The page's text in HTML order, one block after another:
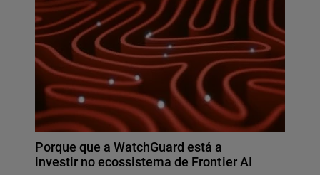
Porque que a WatchGuard está a
investir no ecossistema de Frontier AI